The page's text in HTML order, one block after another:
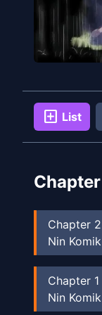
add_box List
Chapter
Nin Komik
Chapter 1
Nin Komik